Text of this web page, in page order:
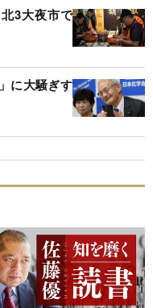
3大夜市で
に大騒ぎす